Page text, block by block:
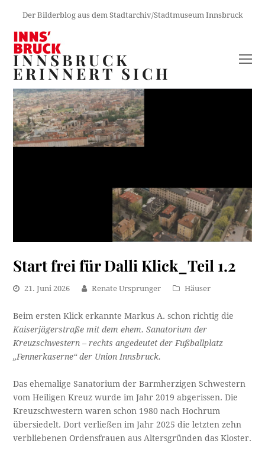
Der Bilderblog aus dem Stadtarchiv/Stadtmuseum Innsbruck
INNSBRUCK
ERINNERT SICH
Start frei für Dalli Klick_Teil 1.2
21. Juni 2026 Renate Ursprunger Häuser
Beim ersten Klick erkannte Markus A. schon richtig die
Kaiserjägerstraße mit dem ehem. Sanatorium der
Kreuzschwestern – rechts angedeutet der Fußballplatz
„Fennerkaserne“ der Union Innsbruck.
Das ehemalige Sanatorium der Barmherzigen Schwestern
vom Heiligen Kreuz wurde im Jahr 2019 abgerissen. Die
Kreuzschwestern waren schon 1980 nach Hochrum
übersiedelt. Dort verließen im Jahr 2025 die letzten zehn
verbliebenen Ordensfrauen aus Altersgründen das Kloster.